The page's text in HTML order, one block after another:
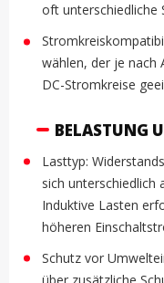
oft unterschiedliche
wählen, der je nach
DC-Stromkreise
BELASTUNG
Lasttyp:
sich unterschiedlich
Induktive Lasten
höheren
Schutz vor